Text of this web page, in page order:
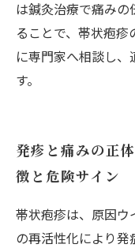
は鍼灸治療で痛み
ることで、帯状疱
に専門家へ相談し
す。
発疹と痛みの正
徴と危険サイン
帯状疱疹は、原因
の再活性化により